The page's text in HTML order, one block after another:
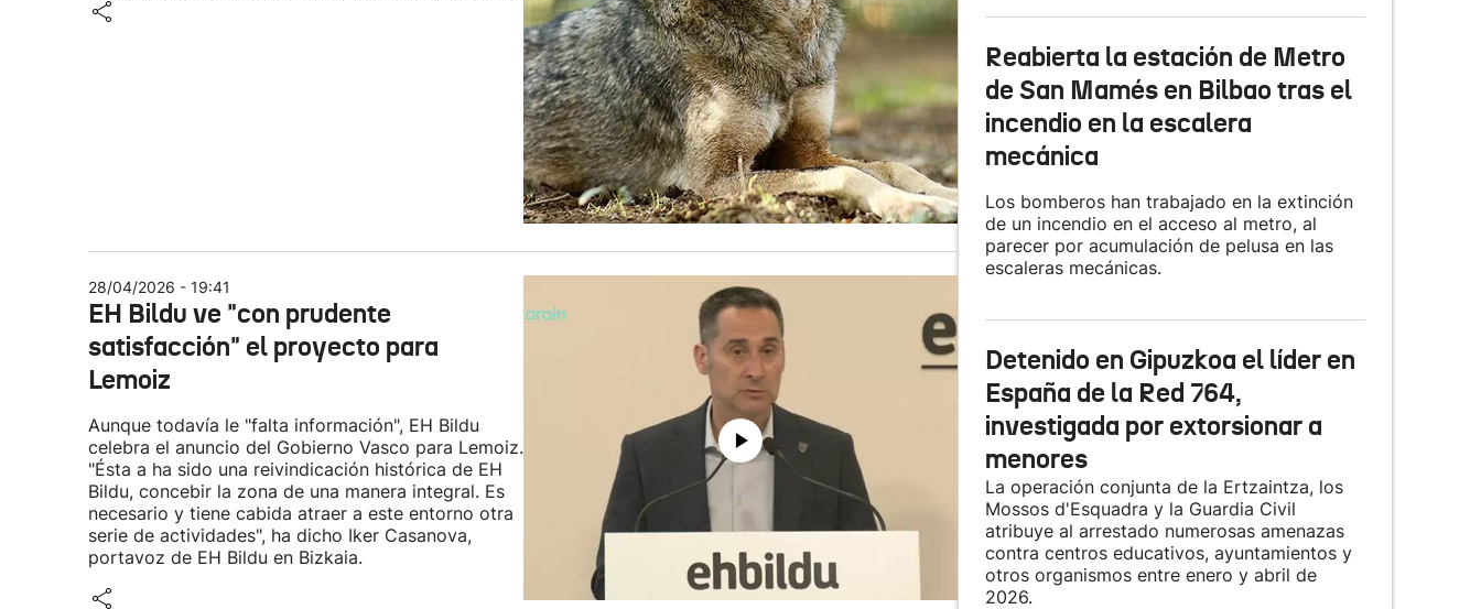
28/04/2026 - 19:41
EH Bildu ve "con prudente
satisfacción" el proyecto para
Lemoiz
Aunque todavía le "falta información", EH Bildu
celebra el anuncio del Gobierno Vasco para Lemoiz.
"Ésta a ha sido una reivindicación histórica de EH
Bildu, concebir la zona de una manera integral. Es
necesario y tiene cabida atraer a este entorno otra
serie de actividades", ha dicho Iker Casanova,
portavoz de EH Bildu en Bizkaia.
Reabierta la estación de Metro
de San Mamés en Bilbao tras el
incendio en la escalera
mecánica
Los bomberos han trabajado en la extinción
de un incendio en el acceso al metro, al
parecer por acumulación de pelusa en las
escaleras mecánicas.
Detenido en Gipuzkoa el líder en
España de la Red 764,
investigada por extorsionar a
menores
La operación conjunta de la Ertzaintza, los
Mossos d'Esquadra y la Guardia Civil
atribuye al arrestado numerosas amenazas
contra centros educativos, ayuntamientos y
otros organismos entre enero y abril de
2026.